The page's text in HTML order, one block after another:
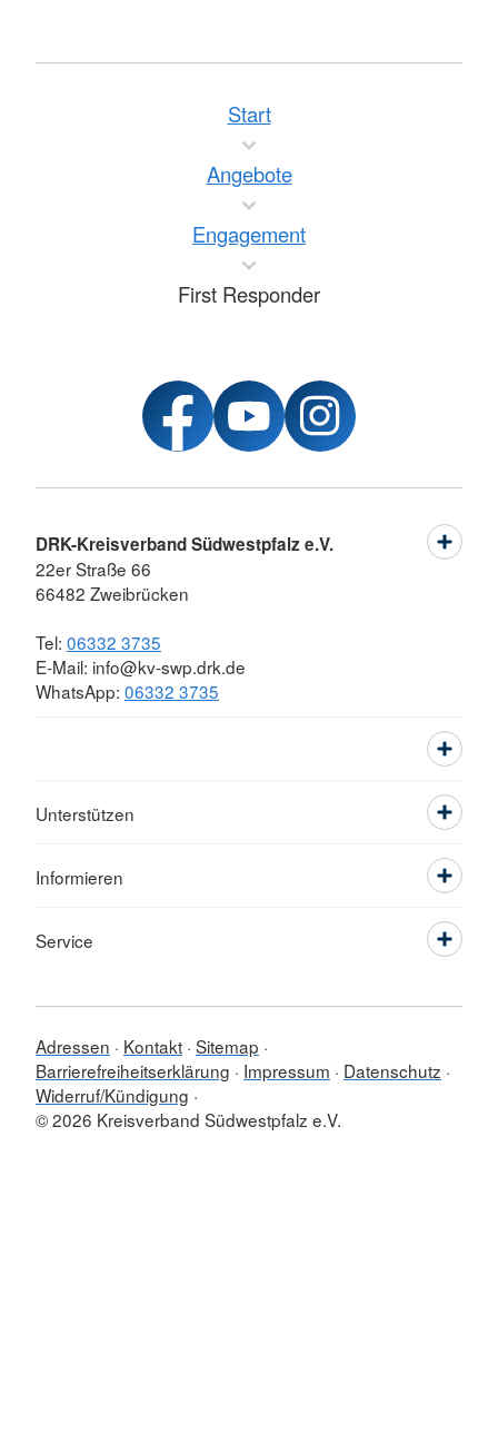
Start
Angebote
Engagement
First Responder
DRK-Kreisverband Südwestpfalz e.V.
22er Straße 66
66482 Zweibrücken
Tel: 06332 3735
E-Mail: info@kv-swp.drk.de
WhatsApp: 06332 3735
Unterstützen
Informieren
Service
Adressen Kontakt Sitemap
Barrierefreiheitserklärung
Impressum
Datenschutz
Widerruf/Kündigung
© 2026 Kreisverband Südwestpfalz e.V.